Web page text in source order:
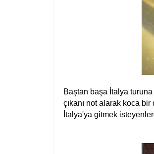
Baştan başa İtalya turuna
çıkanı not alarak koca
İtalya'ya gitmek